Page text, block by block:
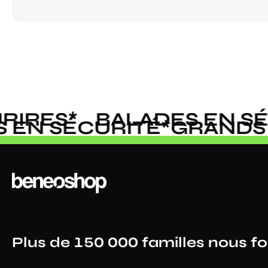
* BALADES EN
EN SÉCURITÉ*
Plus de 150 000 familles nous